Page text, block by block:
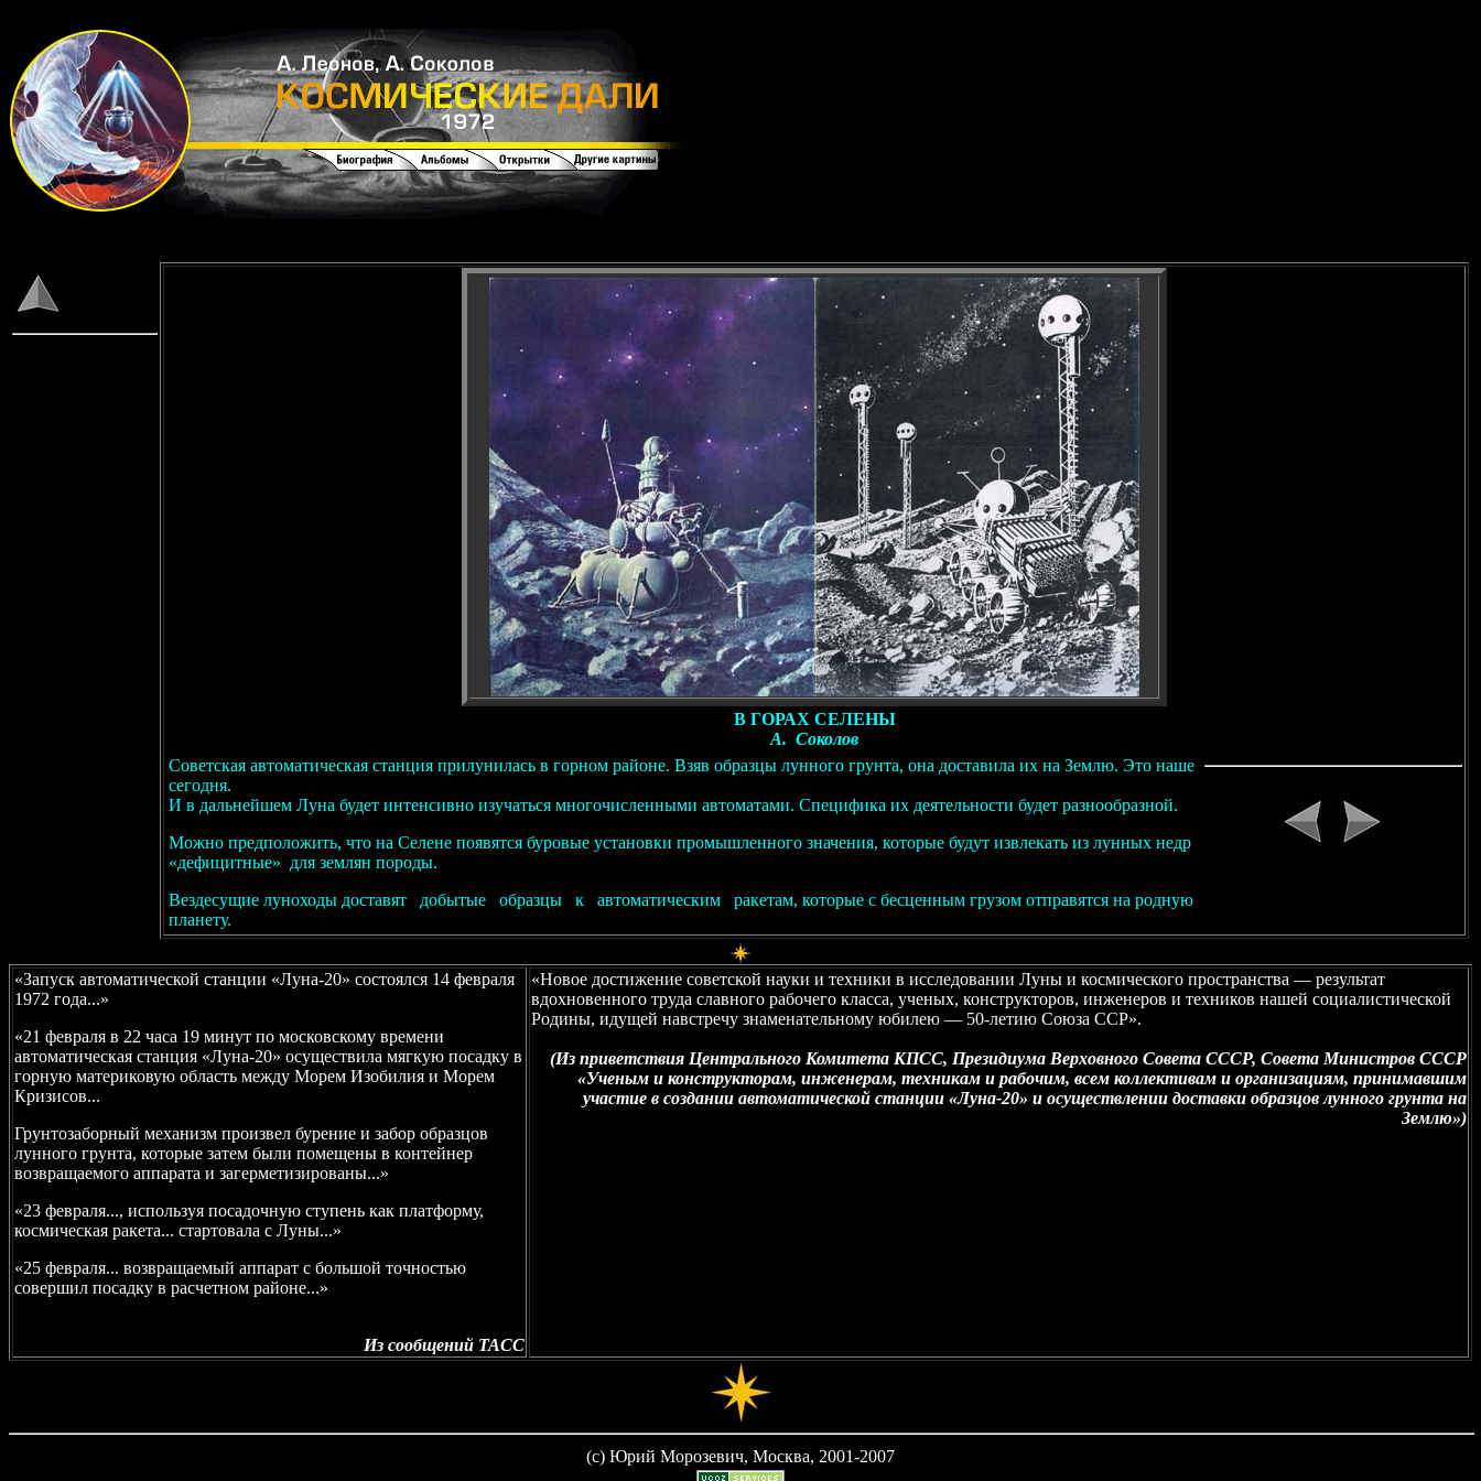
В ГОРАХ СЕЛЕНЫ
А. Соколов
Советская автоматическая станция прилунилась в горном районе. Взяв образцы лунного грунта, она доставила их на Землю. Это наше
сегодня.
И в дальнейшем Луна будет интенсивно изучаться многочисленными автоматами. Специфика их деятельности будет разнообразной.
Можно предположить, что на Селене появятся буровые установки промышленного значения, которые будут извлекать из лунных недр
«дефицитные» для землян породы.
Вездесущие луноходы доставят добытые образцы к автоматическим ракетам, которые с бесценным грузом отправятся на родную
планету.
«Запуск автоматической станции «Луна-20» состоялся 14 февраля
1972 года...»
«21 февраля в 22 часа 19 минут по московскому времени
автоматическая станция «Луна-20» осуществила мягкую посадку в
горную материковую область между Морем Изобилия и Морем
Кризисов...
Грунтозаборный механизм произвел бурение и забор образцов
лунного грунта, которые затем были помещены в контейнер
возвращаемого аппарата и загерметизированы...»
«23 февраля..., используя посадочную ступень как платформу,
космическая ракета... стартовала с Луны...»
«25 февраля... возвращаемый аппарат с большой точностью
совершил посадку в расчетном районе...»
Из сообщений ТАСС
«Новое достижение советской науки и техники в исследовании Луны и космического пространства — результат
вдохновенного труда славного рабочего класса, ученых, конструкторов, инженеров и техников нашей социалистической
Родины, идущей навстречу знаменательному юбилею — 50-летию Союза ССР».
(Из приветствия Центрального Комитета КПСС, Президиума Верховного Совета СССР, Совета Министров СССР
«Ученым и конструкторам, инженерам, техникам и рабочим, всем коллективам и организациям, принимавшим
участие в создании автоматической станции «Луна-20» и осуществлении доставки образцов лунного грунта на
Землю»)
(c) Юрий Морозевич, Москва, 2001-2007